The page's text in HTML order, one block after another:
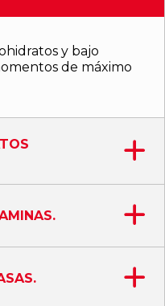
y bajo
de máximo